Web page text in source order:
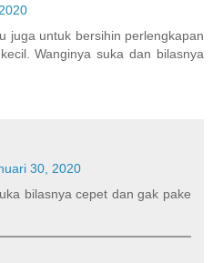
juga untuk bersihin perlengkapan
Wanginya suka dan bilasnya
30, 2020
bilasnya cepet dan gak pake